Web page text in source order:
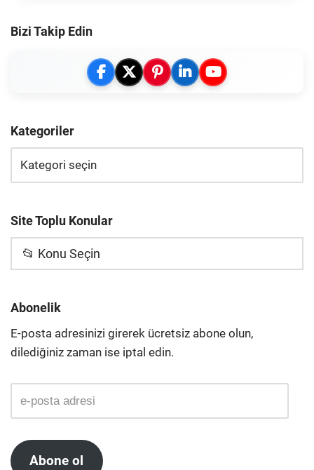
Bizi Takip Edin
Kategoriler
Site Toplu Konular
📂 Konu Seçin
Abonelik
E-posta adresinizi girerek ücretsiz abone olun,
dilediğiniz zaman ise iptal edin.
Abone ol